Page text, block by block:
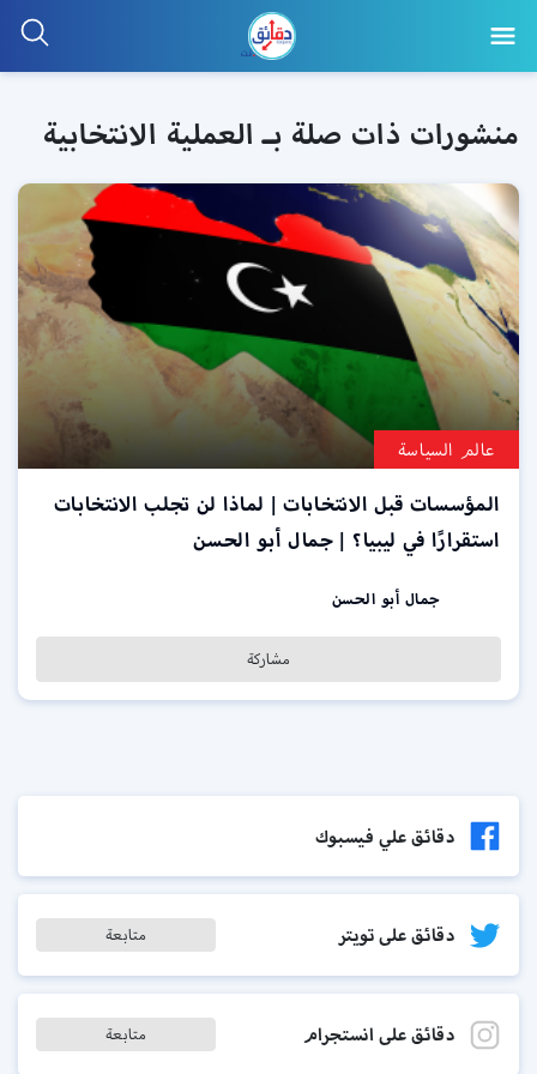
منشورات ذات صلة بـ العملية الانتخابية
عالم السياسة
المؤسسات قبل الانتخابات | لماذا لن تجلب الانتخابات
استقرارًا في ليبيا؟ | جمال أبو الحسن
جمال أبو الحسن
مشاركة
دقائق علي فيسبوك
دقائق على تويتر متابعة
دقائق على انستجرام متابعة